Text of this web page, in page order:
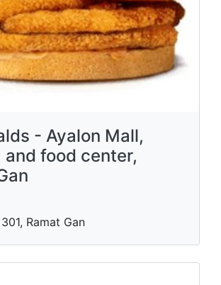
- Ayalon Mall,
and food center,
Ramat Gan